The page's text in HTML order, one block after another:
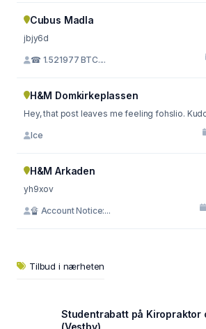
Cubus Madla
jbjy6d
☎ 1.521977 BTC....
H&M Domkirkeplassen
Hey, that post leaves me feeling fohslio.
Ice
H&M Arkaden
yh9xov
🔏 Account Notice:...
Tilbud i nærheten
Studentrabatt på Kiropraktor
(Vestby)